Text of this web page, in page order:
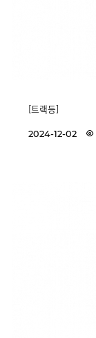
[트랙등]
2024-12-02